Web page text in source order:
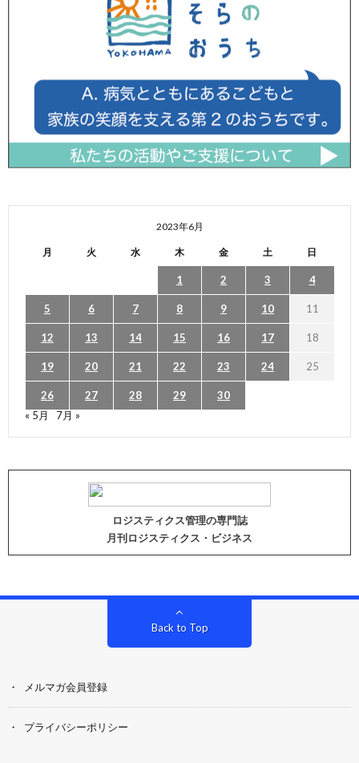
2023年6月
月 火 水 木 金 土 日
1 2 3 4
5 6 7 8 9 10 11
12 13 14 15 16 17 18
19 20 21 22 23 24 25
26 27 28 29
30
« 5月
7月 »
ロジスティクス管理の専門誌
月刊ロジスティクス・ビジネス
Back to Top
メルマガ会員登録
プライバシーポリシー